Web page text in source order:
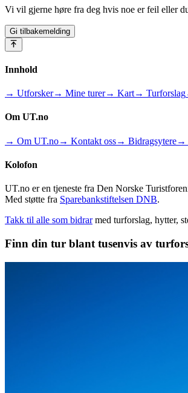
Vi vil gjerne høre fra deg hvis noe er feil eller
Gi tilbakemelding
Innhold
→ Utforsker→ Mine turer→ Kart→ Turforslag
Om UT.no
→ Om UT.no→ Kontakt oss→ Bidragsytere→
Kolofon
UT.no er en tjeneste fra Den Norske
Med støtte fra Sparebankstiftelsen DNB.
Takk til alle som bidrar med turforslag, hytter,
Finn din tur blant tusenvis av